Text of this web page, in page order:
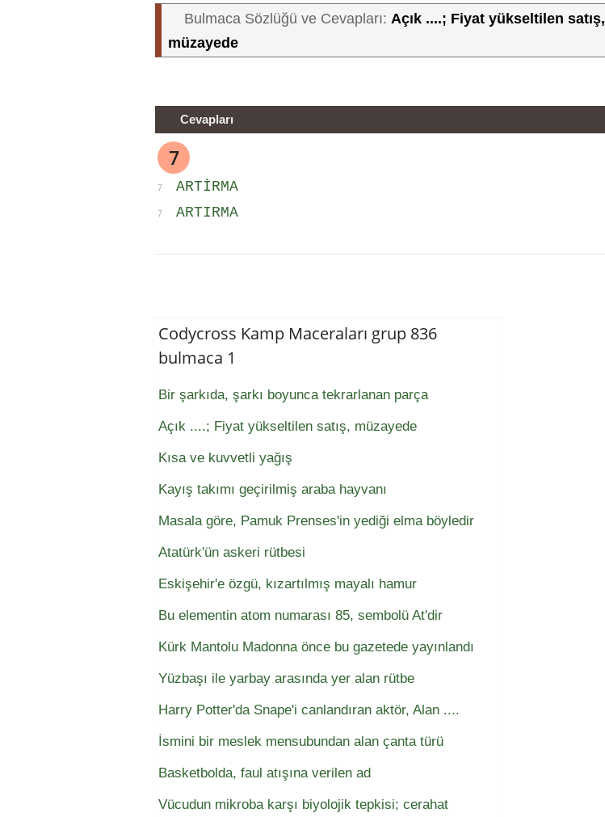
Bulmaca Sözlüğü ve Cevapları: Açık ....; Fiyat yükseltilen satış,
müzayede
Cevapları
7
7 ARTIRMA
7 ARTIRMA
Codycross Kamp Maceraları grup 836
bulmaca 1
Bir şarkıda, şarkı boyunca tekrarlanan parça
Açık ....; Fiyat yükseltilen satış, müzayede
Kısa ve kuvvetli yağış
Kayış takımı geçirilmiş araba hayvanı
Masala göre, Pamuk Prenses'in yediği elma böyledir
Atatürk'ün askeri rütbesi
Eskişehir'e özgü, kızartılmış mayalı hamur
Bu elementin atom numarası 85, sembolü At'dir
Kürk Mantolu Madonna önce bu gazetede yayınlandı
Yüzbaşı ile yarbay arasında yer alan rütbe
Harry Potter'da Snape'i canlandıran aktör, Alan ....
İsmini bir meslek mensubundan alan çanta türü
Basketbolda, faul atışına verilen ad
Vücudun mikroba karşı biyolojik tepkisi; cerahat